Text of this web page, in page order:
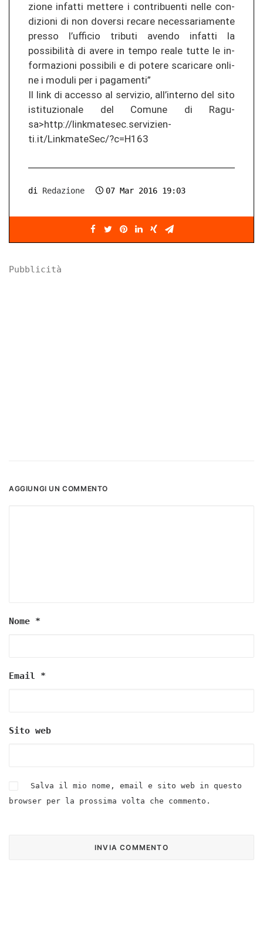
zio­ne in­fat­ti met­te­re i con­tri­buen­ti nelle con­
di­zio­ni di non do­ver­si re­ca­re ne­ces­sa­ria­men­te
pres­so l’uf­fi­cio tri­bu­ti aven­do in­fat­ti la
possibilità di avere in tempo reale tutte le in­
for­ma­zio­ni pos­si­bi­li e di po­te­re sca­ri­ca­re on­li­
ne i mo­du­li per i pa­ga­men­ti”
Il link di ac­ces­so al ser­vi­zio, all’in­ter­no del sito
is­ti­tu­zio­na­le del Co­mu­ne di Ra­gu­
sa>http://linkmatesec.ser­vi­zien­
ti.it/LinkmateSec/?c=H163
di Redazione 07 Mar 2016 19:03
Pubblicità
AGGIUNGI UN COMMENTO
Nome *
Email *
Sito web
Salva il mio nome, email e sito web in questo
browser per la prossima volta che commento.